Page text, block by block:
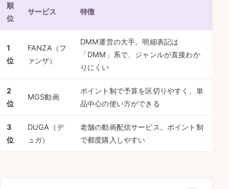
順
位
サービス 特徴
1
位
FANZA（フ
ァンザ）
DMM運営の大手。明細表記は
「DMM」系で、ジャンルが直接わか
りにくい
2
位
MGS動画
ポイント制で予算を区切りやすく、単
品中心の使い方ができる
3
位
DUGA（デ
ュガ）
老舗の動画配信サービス。ポイント制
で都度購入しやすい